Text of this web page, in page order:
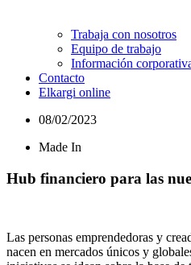
Trabaja con nosotros
Equipo de trabajo
Información
Contacto
Elkargi online
08/02/2023
Made In
Hub financiero para las
Las personas emprendedoras y
nacen en mercados únicos y